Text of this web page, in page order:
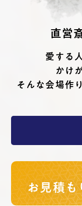
直営
愛する
かけ
そんな会場作
お見積も